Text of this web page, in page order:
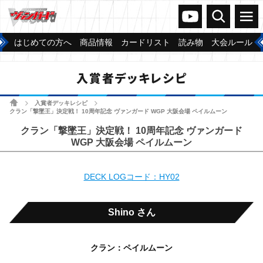
ヴァンガードch
検索 メニュー
はじめての方へ 商品情報 カードリスト 読み物 大会ルール
入賞者デッキレシピ
ホーム 入賞者デッキレシピ
クラン「撃墜王」決定戦！ 10周年記念 ヴァンガード WGP 大阪会場 ペイルムーン
クラン「撃墜王」決定戦！ 10周年記念 ヴァンガード
WGP 大阪会場 ペイルムーン
DECK LOGコード：HY02
Shino さん
クラン：ペイルムーン